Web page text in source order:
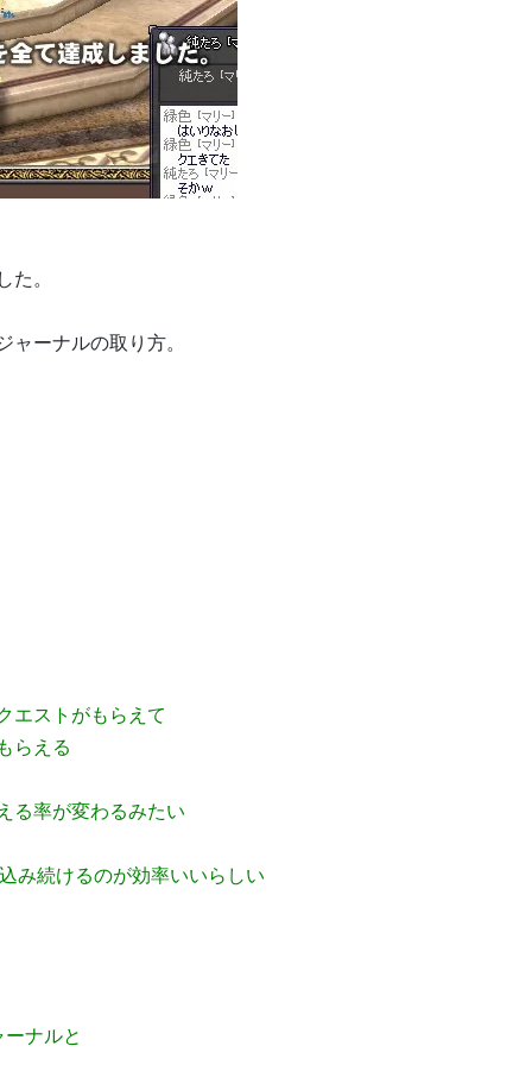
た。
ャーナルの取り方。
エストがもらえて
らえる
る率が変わるみたい
み続けるのが効率いいらしい
ナルと